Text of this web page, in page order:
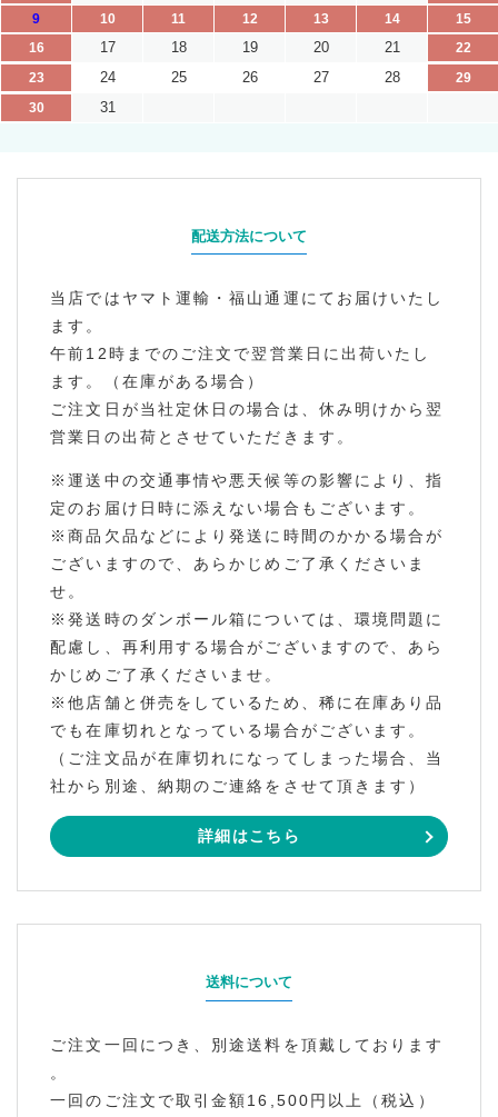
9 10 11 12 13 14
15
16
17 18 19 20 21
22
23
24 25 26 27 28
29
30
31
配送方法について
当店ではヤマト運輸・福山通運にてお届けいたし
ます。
午前12時までのご注文で翌営業日に出荷いたし
ます。（在庫がある場合）
ご注文日が当社定休日の場合は、休み明けから翌
営業日の出荷とさせていただきます。
※運送中の交通事情や悪天候等の影響により、指
定のお届け日時に添えない場合もございます。
※商品欠品などにより発送に時間のかかる場合が
ございますので、あらかじめご了承くださいま
せ。
※発送時のダンボール箱については、環境問題に
配慮し、再利用する場合がございますので、あら
かじめご了承くださいませ。
※他店舗と併売をしているため、稀に在庫あり品
でも在庫切れとなっている場合がございます。
（ご注文品が在庫切れになってしまった場合、当
社から別途、納期のご連絡をさせて頂きます）
詳細はこちら
送料について
ご注文一回につき、別途送料を頂戴しております
。
一回のご注文で取引金額16,500円以上（税込）